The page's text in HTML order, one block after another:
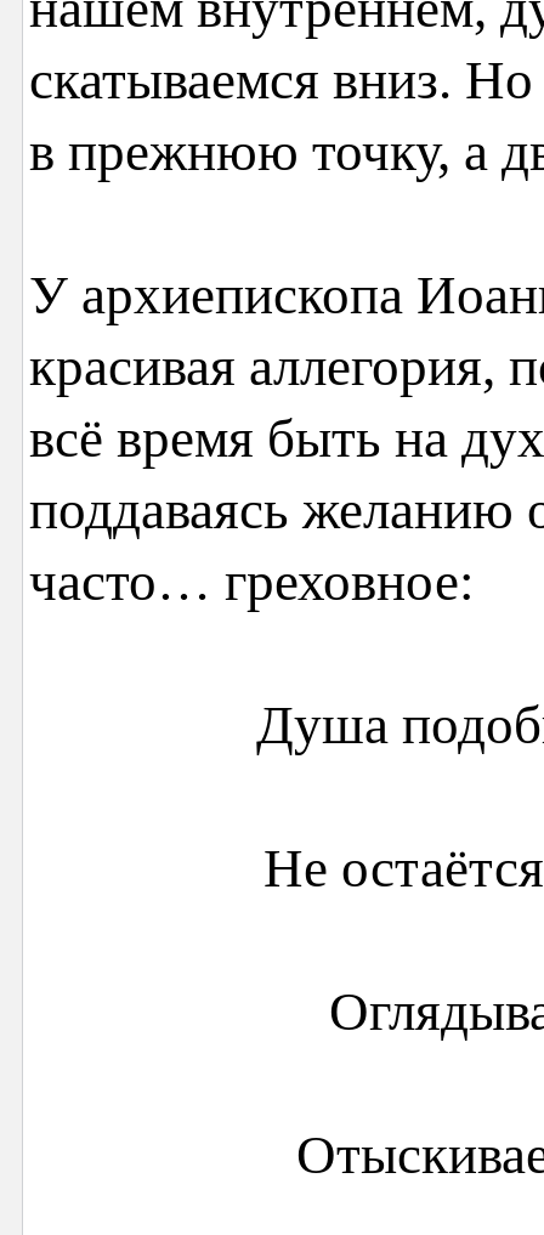
скатываемся вниз.
в прежнюю точку, а
У архиепископа
красивая аллегория,
всё время быть на
поддаваясь желанию
часто… греховное:
Душа
Не